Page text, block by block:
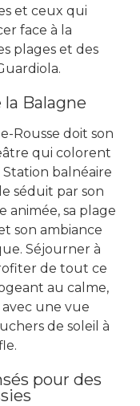
et ceux qui
face à la
plages et des
la Balagne
Rousse doit son
qui colorent
balnéaire
séduit par son
animée, sa plage
son ambiance
Séjourner à
de tout ce
au calme,
une vue
de soleil à
pour des